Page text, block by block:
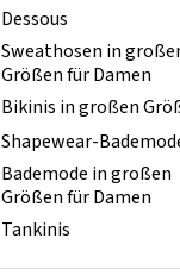
Dessous
Sweathosen in
Größen für Damen
Bikinis in großen
Shapewear-
Bademode in großen
Größen für Damen
Tankinis